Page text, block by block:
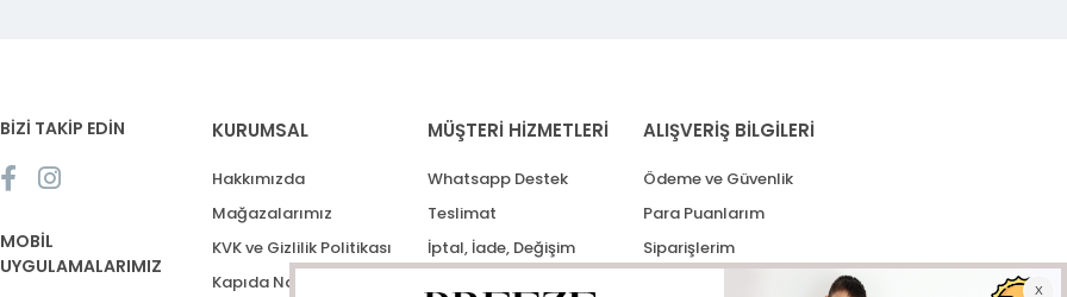
BİZİ TAKİP EDİN
MOBİL
UYGULAMALARIMIZ
KURUMSAL
Hakkımızda
Mağazalarımız
KVK ve Gizlilik Politikası
Kapıda Nakit Ödeme
MÜŞTERİ HİZMETLERİ
Whatsapp Destek
Teslimat
İptal, İade, Değişim
ALIŞVERİŞ BİLGİLERİ
Ödeme ve Güvenlik
Para Puanlarım
Siparişlerim